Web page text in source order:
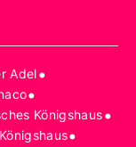
Adel•
•
Königshaus•
•